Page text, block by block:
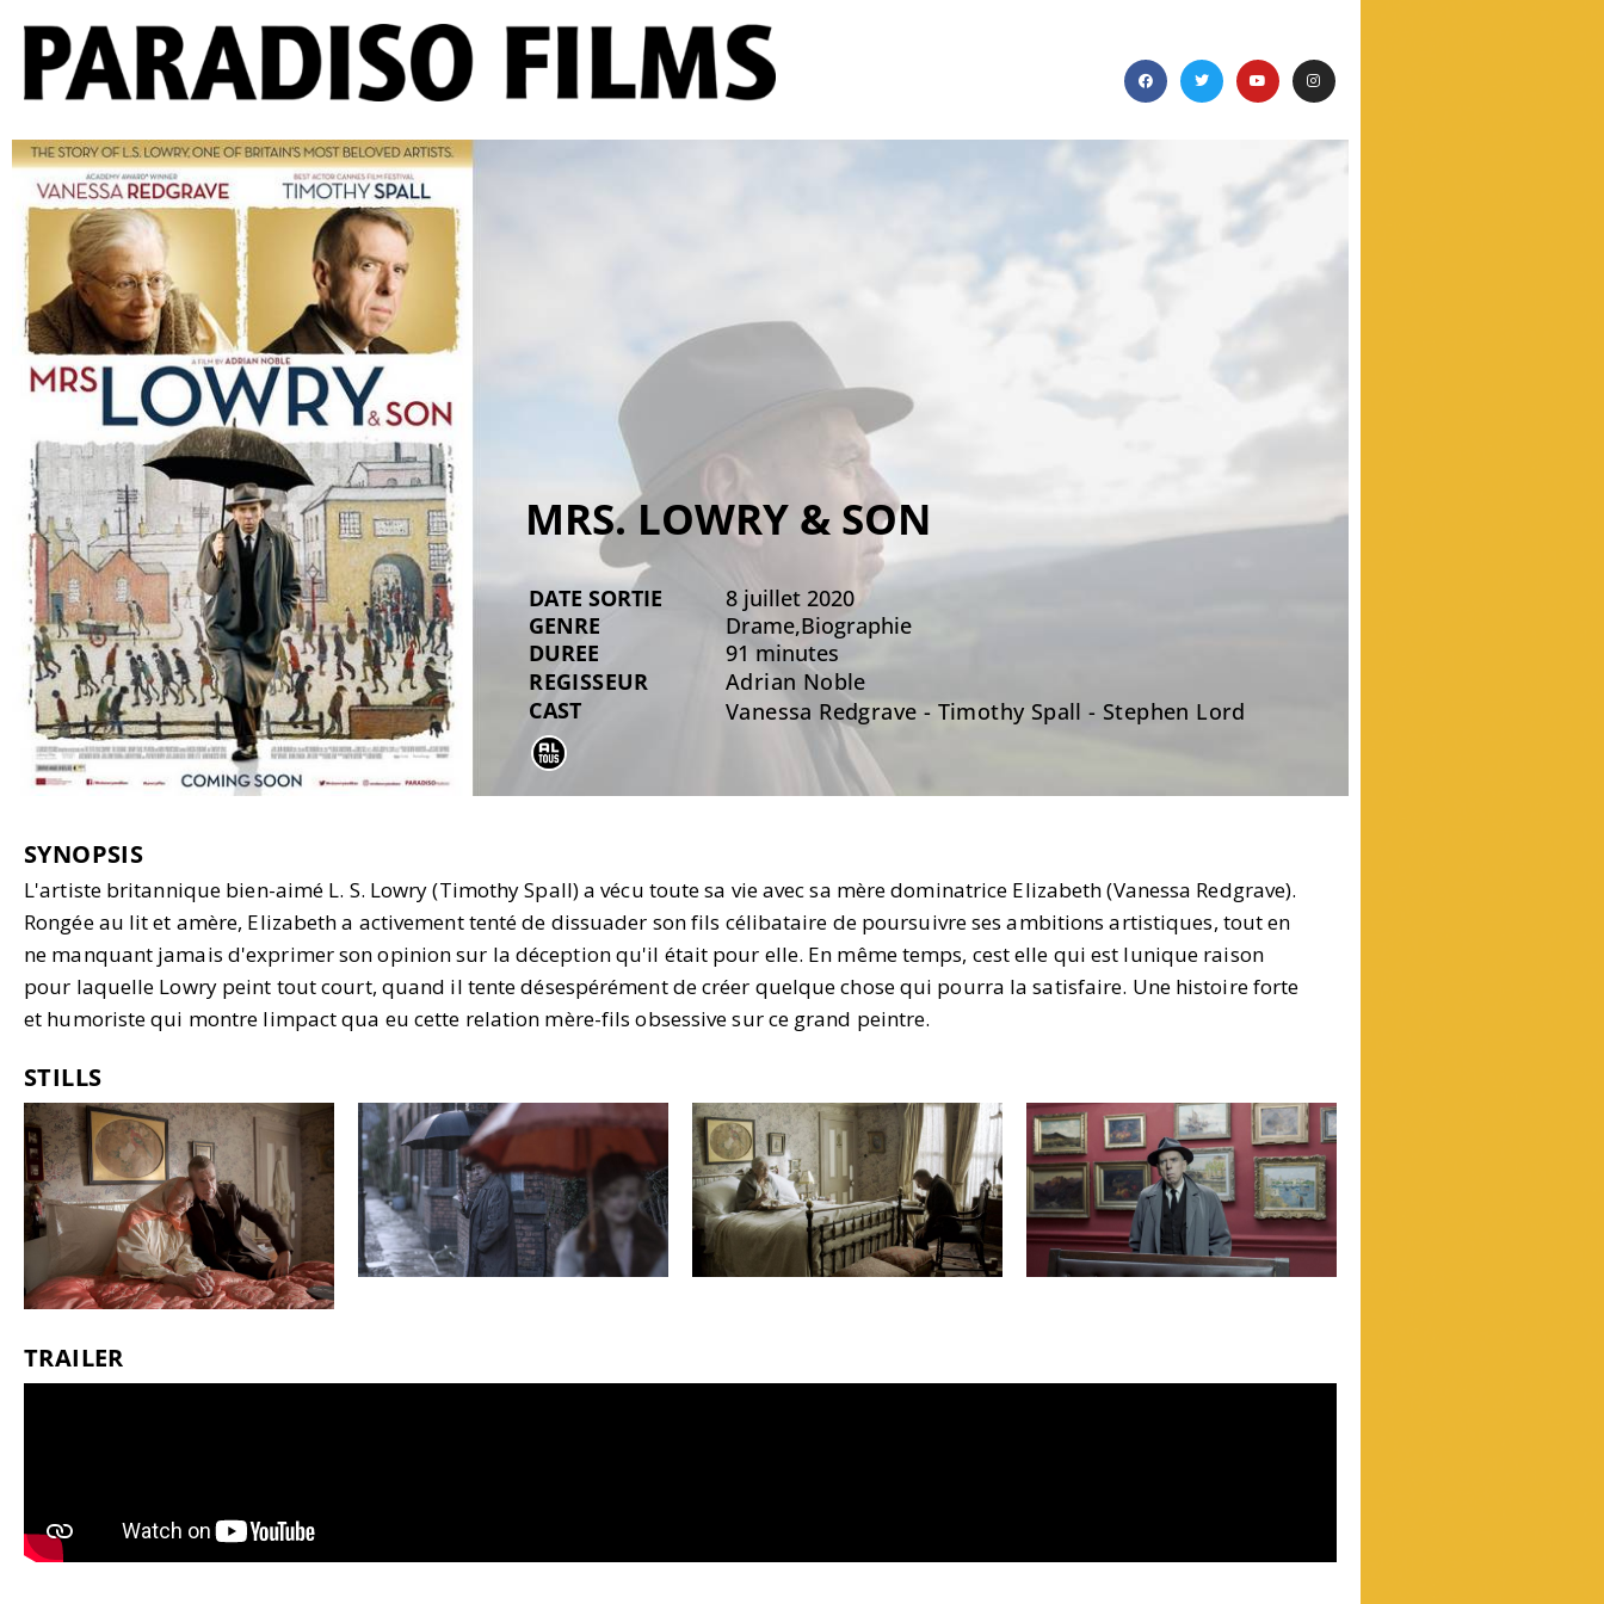
MRS. LOWRY & SON
DATE SORTIE
GENRE
DUREE
REGISSEUR
CAST
8 juillet 2020
Drame,Biographie
91 minutes
Adrian Noble
Vanessa Redgrave - Timothy Spall - Stephen Lord
SYNOPSIS
L'artiste britannique bien-aimé L. S. Lowry (Timothy Spall) a vécu toute sa vie avec sa mère dominatrice Elizabeth (Vanessa Redgrave).
Rongée au lit et amère, Elizabeth a activement tenté de dissuader son fils célibataire de poursuivre ses ambitions artistiques, tout en
ne manquant jamais d'exprimer son opinion sur la déception qu'il était pour elle. En même temps, cest elle qui est lunique raison
pour laquelle Lowry peint tout court, quand il tente désespérément de créer quelque chose qui pourra la satisfaire. Une histoire forte
et humoriste qui montre limpact qua eu cette relation mère-fils obsessive sur ce grand peintre.
STILLS
TRAILER